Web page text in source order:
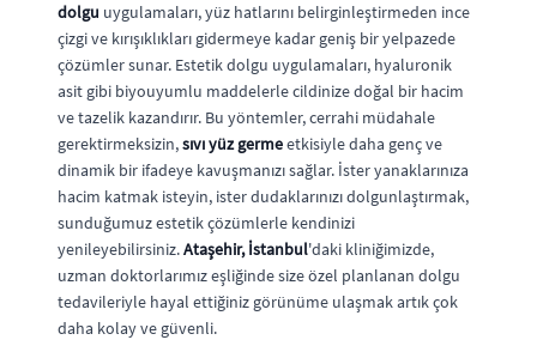
dolgu uygulamaları, yüz hatlarını belirginleştirmeden ince
çizgi ve kırışıklıkları gidermeye kadar geniş bir yelpazede
çözümler sunar. Estetik dolgu uygulamaları, hyaluronik
asit gibi biyouyumlu maddelerle cildinize doğal bir hacim
ve tazelik kazandırır. Bu yöntemler, cerrahi müdahale
gerektirmeksizin,sıvı yüz germeetkisiyle daha genç ve
dinamik bir ifadeye kavuşmanızı sağlar. İster yanaklarınıza
hacim katmak isteyin, ister dudaklarınızı dolgunlaştırmak,
sunduğumuz estetik çözümlerle kendinizi
yenileyebilirsiniz.Ataşehir, İstanbul'daki kliniğimizde,
uzman doktorlarımız eşliğinde size özel planlanan dolgu
tedavileriyle hayal ettiğiniz görünüme ulaşmak artık çok
daha kolay ve güvenli.